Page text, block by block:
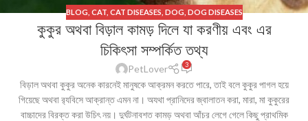
BLOG CAT, CAT DISEASES DOG DOG DISEASES
কুকুর অথবা বিড়াল কামড় দিলে যা করণীয় এবং এর
চিকিৎসা সম্পর্কিত তথ্য
PetLover 3
বিড়াল অথবা কুকুর অনেক কারনেই মানুষকে আক্রমন করতে পারে, তাই বলে কুকুর পাগল হয়ে
গিয়েছে অথবা র‍্যবিসে আক্রান্ত এমন না। অযথা প্রানিদের জ্বালাতন করা, মারা, মা কুকুরের
বাচ্চাদের বিরক্ত করা উচিৎ নয়। দুর্ঘটনাবশত কামড় অথবা আঁচর লেগে গেলে কিছু প্রাথমিক